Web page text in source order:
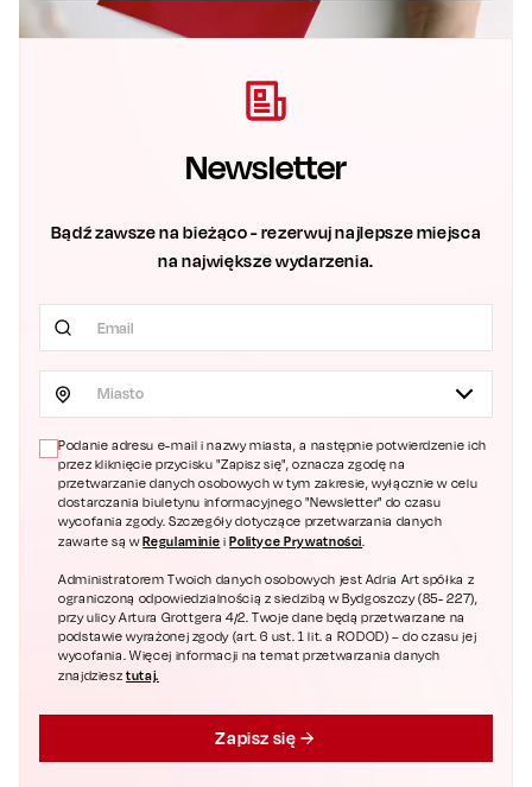
Newsletter
Bądź zawsze na bieżąco - rezerwuj najlepsze miejsca
na największe wydarzenia.
Miasto
Podanie adresu e-mail i nazwy miasta, a następnie potwierdzenie ich
przez kliknięcie przycisku "Zapisz się", oznacza zgodę na
przetwarzanie danych osobowych w tym zakresie, wyłącznie w celu
dostarczania biuletynu informacyjnego "Newsletter" do czasu
wycofania zgody. Szczegóły dotyczące przetwarzania danych
zawarte są wRegulaminie i Polityce Prywatności.
Administratorem Twoich danych osobowych jest Adria Art spółka z
ograniczoną odpowiedzialnością z siedzibą w Bydgoszczy (85- 227),
przy ulicy Artura Grottgera 4/2. Twoje dane będą przetwarzane na
podstawie wyrażonej zgody (art. 6 ust. 1 lit. a RODOD) – do czasu jej
wycofania. Więcej informacji na temat przetwarzania danych
znajdziesztutaj.
Zapisz się